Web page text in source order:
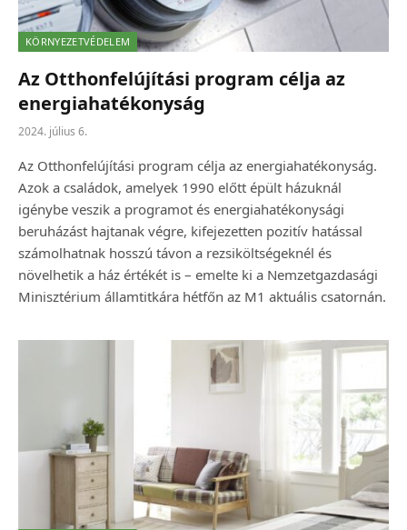
KÖRNYEZETVÉDELEM
Az Otthonfelújítási program célja az
energiahatékonyság
2024. július 6.
Az Otthonfelújítási program célja az energiahatékonyság.
Azok a családok, amelyek 1990 előtt épült házuknál
igénybe veszik a programot és energiahatékonysági
beruházást hajtanak végre, kifejezetten pozitív hatással
számolhatnak hosszú távon a rezsiköltségeknél és
növelhetik a ház értékét is – emelte ki a Nemzetgazdasági
Minisztérium államtitkára hétfőn az M1 aktuális csatornán.